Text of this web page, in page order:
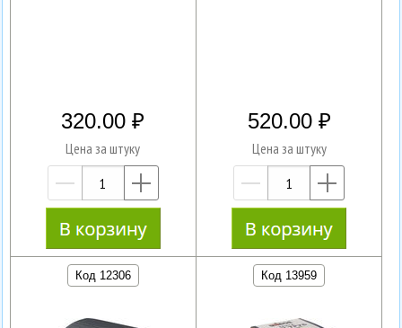
320.00
Цена за штуку
—
520.00
Цена за штуку
—
Код 12306 Код 13959